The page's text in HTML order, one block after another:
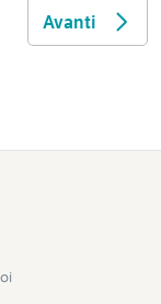
Avanti